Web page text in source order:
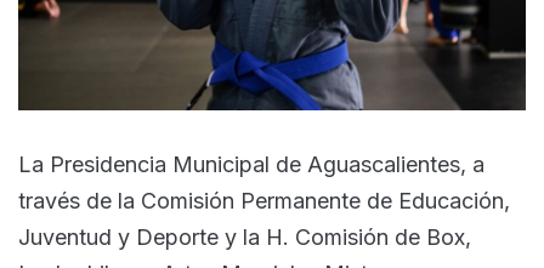
La Presidencia Municipal de Aguascalientes, a
través de la Comisión Permanente de Educación,
Juventud y Deporte y la H. Comisión de Box,